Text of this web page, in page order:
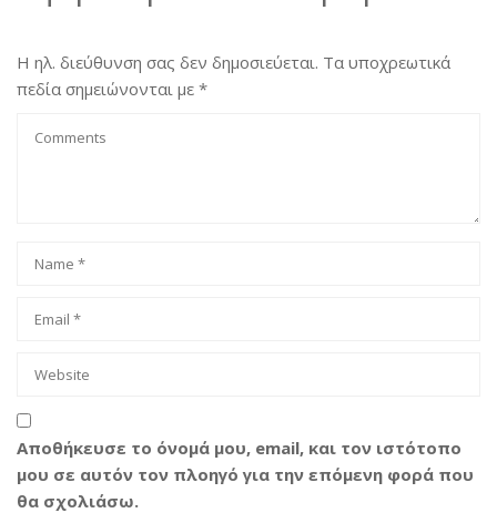
Η ηλ. διεύθυνση σας δεν δημοσιεύεται. Τα υποχρεωτικά
πεδία σημειώνονται με *
Αποθήκευσε το όνομά μου, email, και τον ιστότοπο
μου σε αυτόν τον πλοηγό για την επόμενη φορά που
θα σχολιάσω.